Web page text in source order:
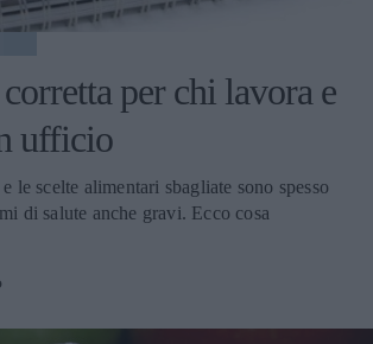
per chi lavora e
ufficio
le scelte alimentari sbagliate sono spesso
di salute anche gravi. Ecco cosa